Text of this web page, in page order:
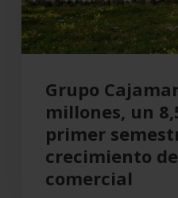
%
más,
en
primer
semestre
crecimiento
Grupo
millones, un
primer
crecimiento
comercial